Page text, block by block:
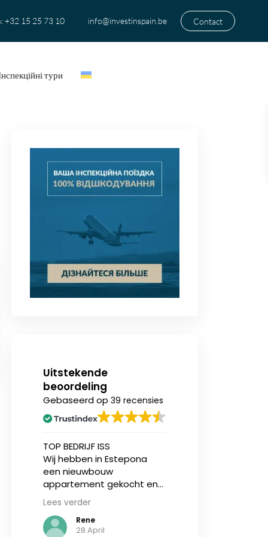
+32 15 25 73 10 info@investinspain.be Contact
тури
Uitstekende
beoordeling
Gebaseerd op 39 recensies
TOP BEDRIJF ISS
Wij hebben in Estepona
een nieuwbouw
appartement gekocht en
zijn geholpen door Jasper
en makelaar Stijn vd Kelen
van IIS, zij zijn zeer
gedreven en eerlijke
Lees verder
Rene
28 April